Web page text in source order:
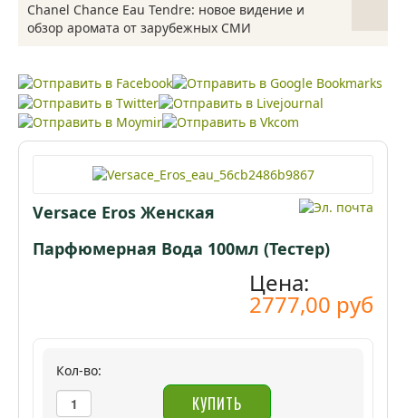
Парфюм - дело вкуса каждого. Одни предпочитают более
скромный, едва уловимый аромат, другие - любят…
Chanel Chance Eau Tendre: новое видение и
обзор аромата от зарубежных СМИ
Chanel Chance Eau Tendre Это всегда страшный день,
когда уважаемый бренд падает с небес в…
Versace Eros Женская
Парфюмерная Вода 100мл (Тестер)
Цена:
2777,00 руб
Кол-во: